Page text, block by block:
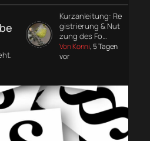
Kurzanleitung: Re
gistrierung & Nut
zung des Fo…
Von Konni, 5 Tagen
vor